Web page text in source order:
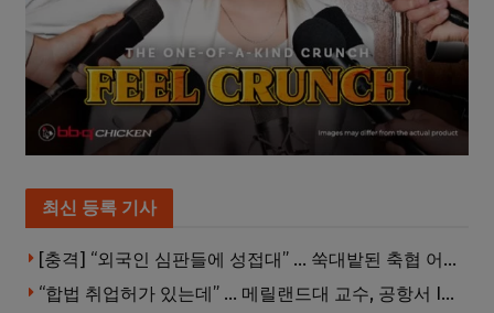
최신 등록 기사
[충격] “외국인 심판들에 성접대” … 쑥대밭된 축협 어디까지 추락하나
“합법 취업허가 있는데” … 메릴랜드대 교수, 공항서 ICE에 체포, 구금 중